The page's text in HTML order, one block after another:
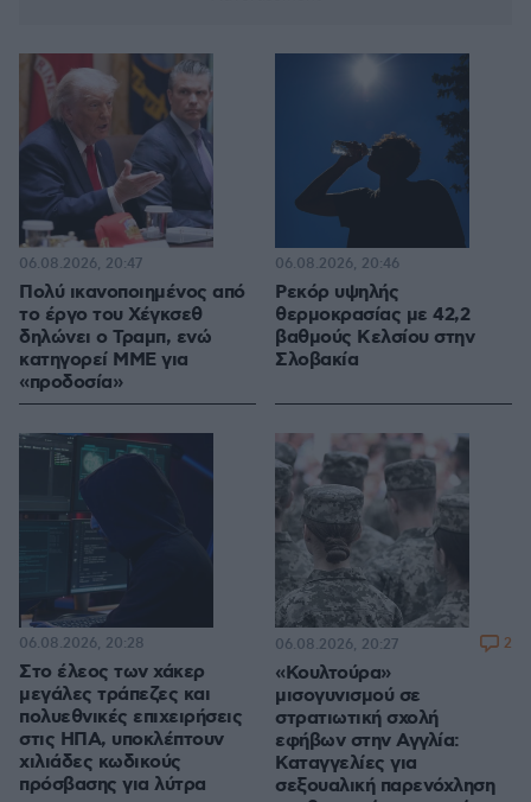
Πολύ ικανοποιημένος από
το έργο του Χέγκσεθ
δηλώνει ο Τραμπ, ενώ
κατηγορεί ΜΜΕ για
«προδοσία»
06.08.2026, 20:47
Ρεκόρ υψηλής
θερμοκρασίας με 42,2
βαθμούς Κελσίου στην
Σλοβακία
06.08.2026, 20:46
Στο έλεος των χάκερ
μεγάλες τράπεζες και
πολυεθνικές επιχειρήσεις
στις ΗΠΑ, υποκλέπτουν
χιλιάδες κωδικούς
πρόσβασης για λύτρα
06.08.2026, 20:28
«Κουλτούρα»
μισογυνισμού σε
στρατιωτική σχολή
εφήβων στην Αγγλία:
Καταγγελίες για
σεξουαλική παρενόχληση
06.08.2026, 20:27 2